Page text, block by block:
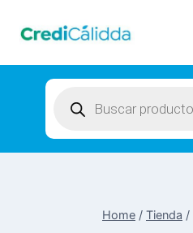
search
Home / Tienda /